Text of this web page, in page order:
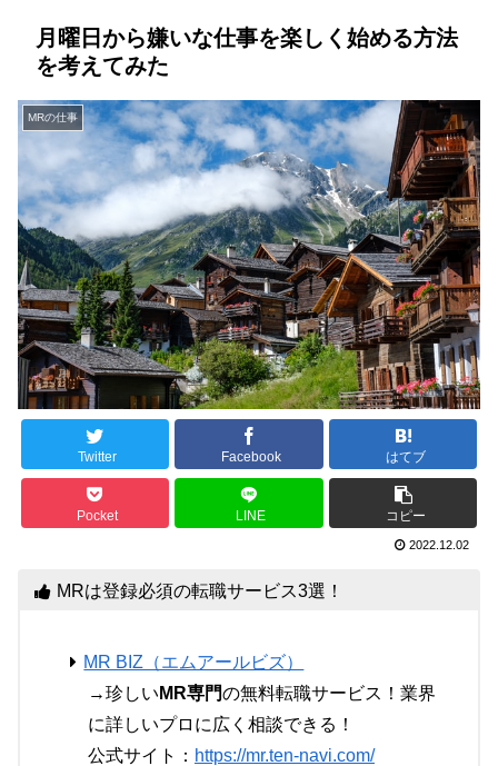
月曜日から嫌いな仕事を楽しく始める方法
を考えてみた
MRの仕事
Twitter Facebook はてブ
Pocket LINE コピー
2022.12.02
MRは登録必須の転職サービス3選！
MR BIZ（エムアールビズ）
→珍しい MR専門の無料転職サービス！業界
に詳しいプロに広く相談できる！
公式サイト： https://mr.ten-navi.com/